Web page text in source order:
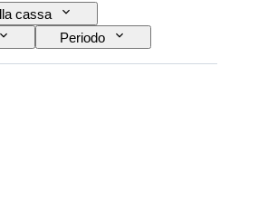
cassa
Periodo
cinturino dell’orologio